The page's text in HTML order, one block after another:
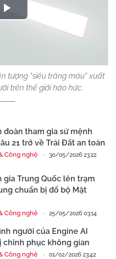
Play
tượng "siêu trăng máu" xuất
trên thế giới háo hức.
đoàn tham gia sứ mệnh
21 trở về Trái Đất an toàn
Công nghệ 30/05/2026 23:22
gia Trung Quốc lên trạm
chuẩn bị đổ bộ Mặt
Công nghệ 25/05/2026 03:14
người của Engine AI
chinh phục không gian
Công nghệ 01/02/2026 23:42